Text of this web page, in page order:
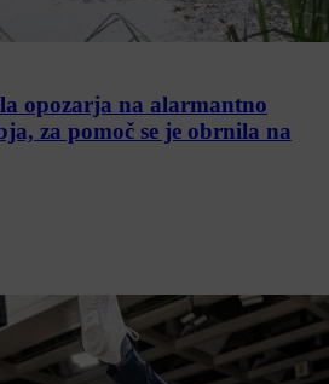
opozarja na alarmantno
za pomoč se je obrnila na